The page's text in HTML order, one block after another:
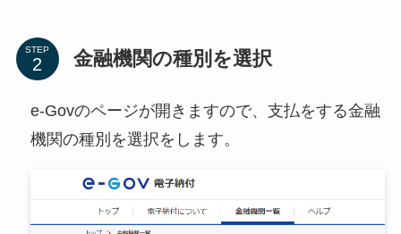
STEP 金融機関の種別を選択
e-Govのページが開きますので、支払をする金融
機関の種別を選択をします。